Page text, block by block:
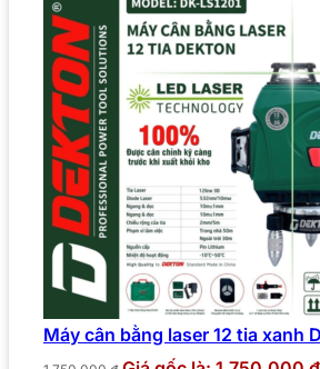
Máy cân bằng laser 12 tia xanh